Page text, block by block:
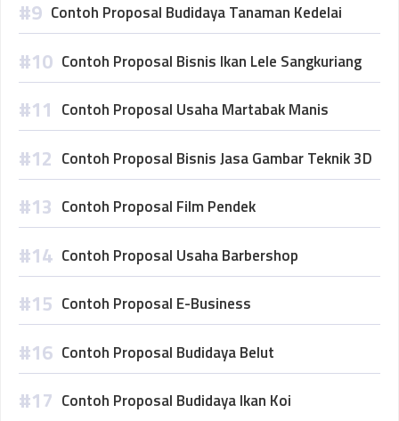
Contoh Proposal Budidaya Tanaman Kedelai
Contoh Proposal Bisnis Ikan Lele Sangkuriang
Contoh Proposal Usaha Martabak Manis
Contoh Proposal Bisnis Jasa Gambar Teknik 3D
Contoh Proposal Film Pendek
Contoh Proposal Usaha Barbershop
Contoh Proposal E-Business
Contoh Proposal Budidaya Belut
Contoh Proposal Budidaya Ikan Koi